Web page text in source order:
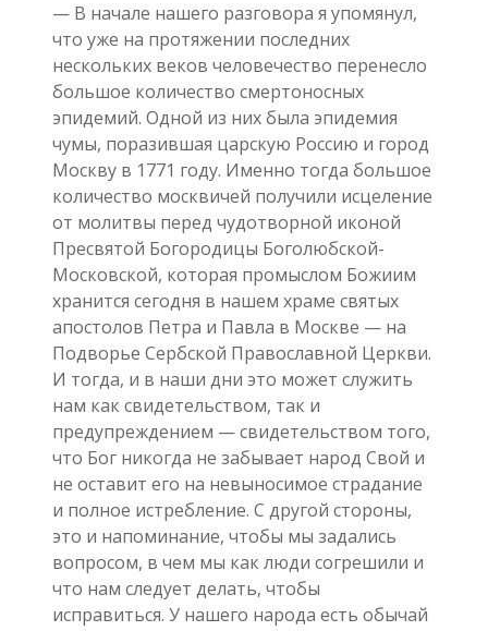
— В начале нашего разговора я упомянул,
что уже на протяжении последних
нескольких веков человечество перенесло
большое количество смертоносных
эпидемий. Одной из них была эпидемия
чумы, поразившая царскую Россию и город
Москву в 1771 году. Именно тогда большое
количество москвичей получили исцеление
от молитвы перед чудотворной иконой
Пресвятой Богородицы Боголюбской-
Московской, которая промыслом Божиим
хранится сегодня в нашем храме святых
апостолов Петра и Павла в Москве — на
Подворье Сербской Православной Церкви.
И тогда, и в наши дни это может служить
нам как свидетельством, так и
предупреждением — свидетельством того,
что Бог никогда не забывает народ Свой и
не оставит его на невыносимое страдание
и полное истребление. С другой стороны,
это и напоминание, чтобы мы задались
вопросом, в чем мы как люди согрешили и
что нам следует делать, чтобы
исправиться. У нашего народа есть обычай